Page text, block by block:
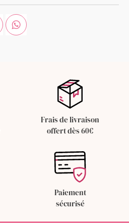
Frais de livraison
offert dès 60€
Paiement
sécurisé